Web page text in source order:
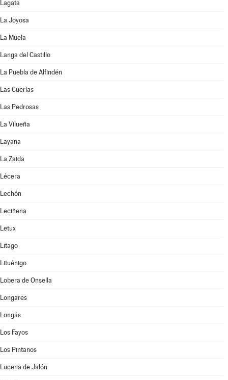
Lagata
La Joyosa
La Muela
Langa del Castillo
La Puebla de Alfindén
Las Cuerlas
Las Pedrosas
La Vilueña
Layana
La Zaida
Lécera
Lechón
Leciñena
Letux
Litago
Lituénigo
Lobera de Onsella
Longares
Longás
Los Fayos
Los Pintanos
Lucena de Jalón